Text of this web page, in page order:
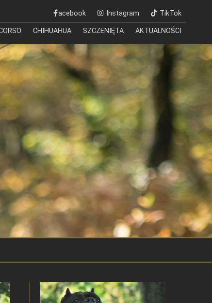
acebook Instagram TikTok
CHIHUAHUA SZCZENIĘTA AKTUALNOŚCI